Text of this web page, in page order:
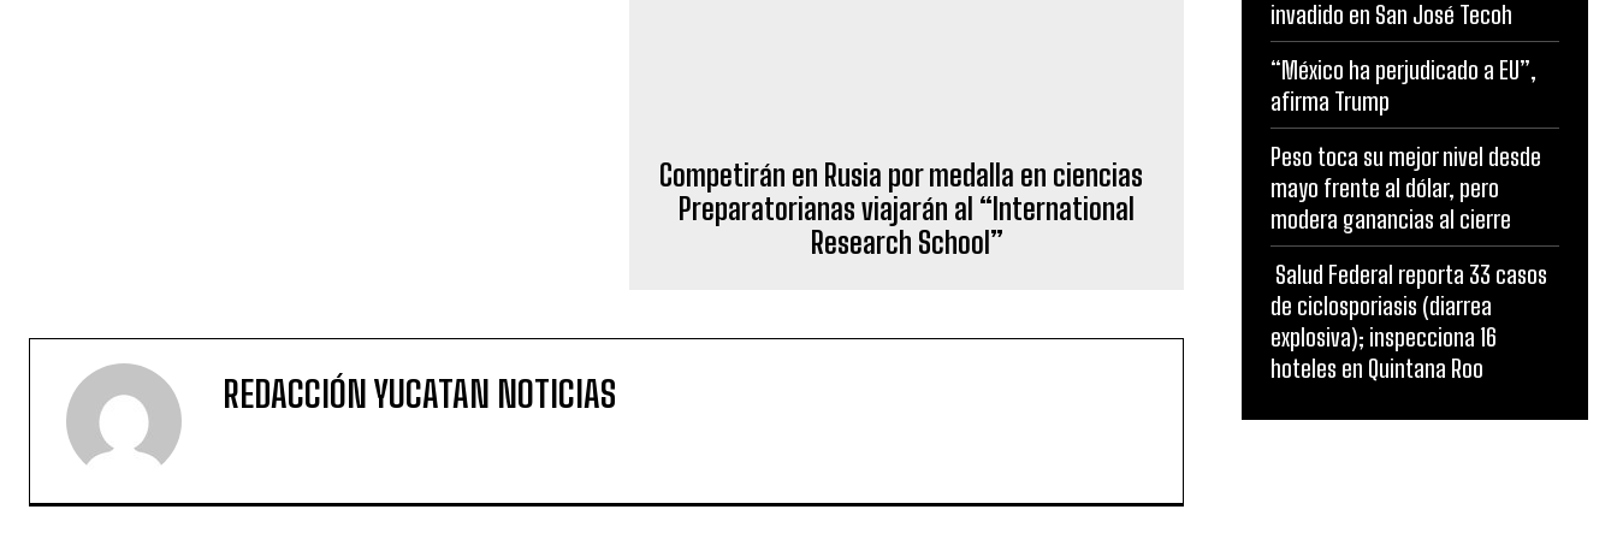
DEJA UNA RESPUESTA
Iniciar sesión para dejar un comentario
invadido en San José Tecoh
“México ha perjudicado a EU”,
afirma Trump
Peso toca su mejor nivel desde
mayo frente al dólar, pero
modera ganancias al cierre
Salud Federal reporta 33 casos
de ciclosporiasis (diarrea
explosiva); inspecciona 16
hoteles en Quintana Roo